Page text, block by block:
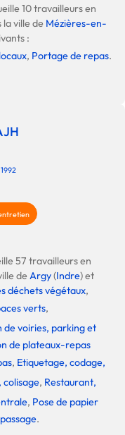
10 travailleurs en
la ville de Mézières-en-
:
, Portage de repas.
57 travailleurs en
deArgy(Indre) et
déchets végétaux,
verts,
de voiries, parking et
de plateaux-repas
, Etiquetage, codage,
, Restaurant,
, Pose de papier
.